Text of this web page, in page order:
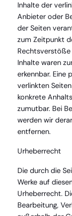
Inhalte der
Anbieter oder
der Seiten
zum Zeitpunkt
Inhalte waren
erkennbar. Eine
verlinkten
konkrete
zumutbar. Bei
werden wir
entfernen.
Urheberrecht
Die durch die
Werke auf
Urheberrecht.
Bearbeitung,